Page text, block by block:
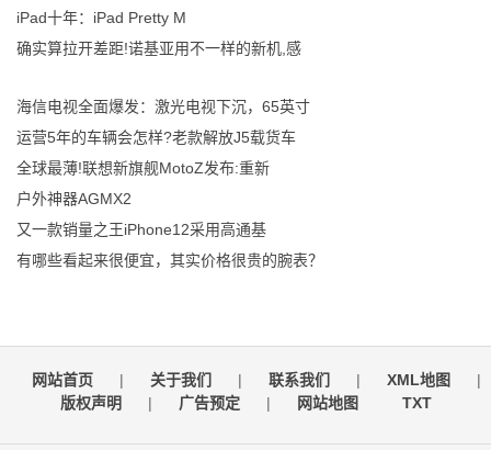
iPad十年：iPad Pretty M
确实算拉开差距!诺基亚用不一样的新机,感
海信电视全面爆发：激光电视下沉，65英寸
运营5年的车辆会怎样?老款解放J5载货车
全球最薄!联想新旗舰MotoZ发布:重新
户外神器AGMX2
又一款销量之王iPhone12采用高通基
有哪些看起来很便宜，其实价格很贵的腕表？
网站首页 | 关于我们 | 联系我们 | XML地图
|
版权声明
| 广告预定 | 网站地图 TXT